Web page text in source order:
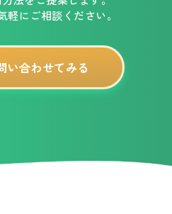
にご相談ください。
い合わせてみる